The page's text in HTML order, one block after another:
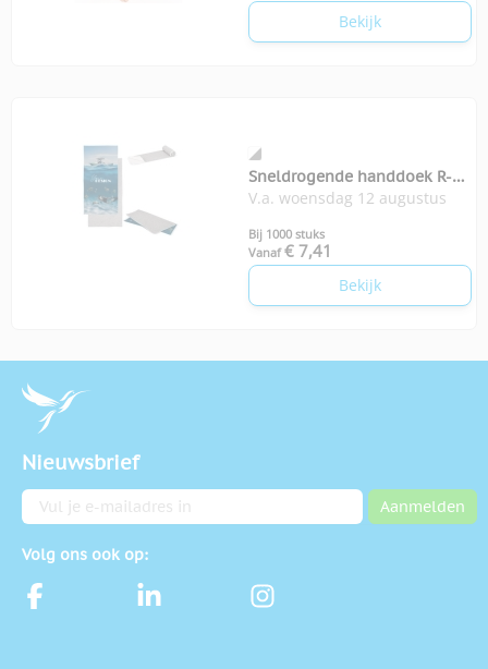
Bekijk
Sneldrogende handdoek R-
PET 70x140
V.a. woensdag 12 augustus
Bij 1000 stuks
Vanaf € 7,41
Bekijk
Nieuwsbrief
E-mailadres Aanmelden
Volg ons ook op: